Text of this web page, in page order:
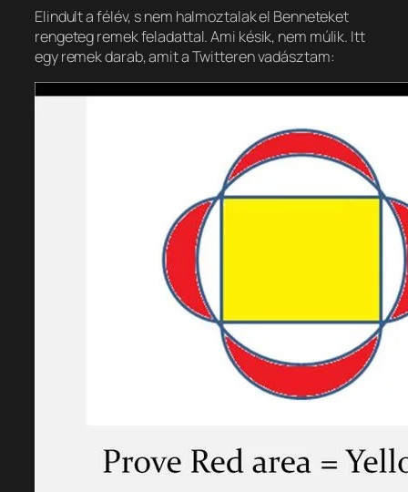
Elindult a félév, s nem halmoztalak el Benneteket
rengeteg remek feladattal. Ami késik, nem múlik. Itt
egy remek darab, amit a Twitteren vadásztam: